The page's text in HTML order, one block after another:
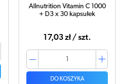
Allnutrition Vitamin C 1000
+ D3 x 30 kapsułek
17,03 zł / szt.
DO KOSZYKA